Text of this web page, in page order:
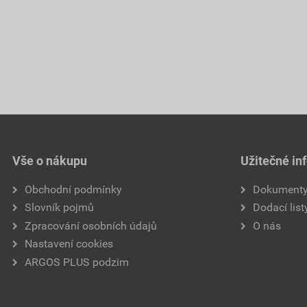
Vše o nákupu
Obchodní podmínky
Slovník pojmů
Zpracování osobních údajů
Nastavení cookies
ARGOS PLUS podzim
Užitečné
Dokumenty
Dodací
O nás